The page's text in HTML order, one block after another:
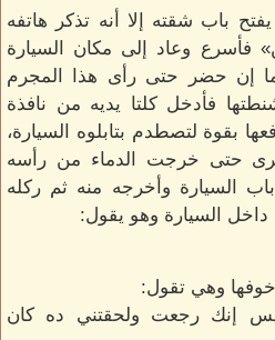
باب شقته إلا أنه تذكر هاتفه
فأسرع وعاد إلى مكان السيارة
إن حضر حتى رأى هذا المجرم
فأدخل كلتا يديه من نافذة
بقوة لتصطدم بتابلوه السيارة،
حتى خرجت الدماء من رأسه
السيارة وأخرجه منه ثم ركله
السيارة وهو يقول:
وهي تقول:
إنك رجعت ولحقتني ده كان